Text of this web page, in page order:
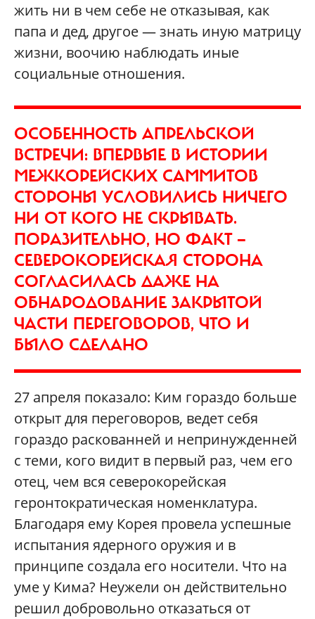
жить ни в чем себе не отказывая, как
папа и дед, другое — знать иную матрицу
жизни, воочию наблюдать иные
социальные отношения.
ОСОБЕННОСТЬ АПРЕЛЬСКОЙ
ВСТРЕЧИ: ВПЕРВЫЕ В ИСТОРИИ
МЕЖКОРЕЙСКИХ САММИТОВ
СТОРОНЫ УСЛОВИЛИСЬ НИЧЕГО
НИ ОТ КОГО НЕ СКРЫВАТЬ.
ПОРАЗИТЕЛЬНО, НО ФАКТ —
СЕВЕРОКОРЕЙСКАЯ СТОРОНА
СОГЛАСИЛАСЬ ДАЖЕ НА
ОБНАРОДОВАНИЕ ЗАКРЫТОЙ
ЧАСТИ ПЕРЕГОВОРОВ, ЧТО И
БЫЛО СДЕЛАНО
27 апреля показало: Ким гораздо больше
открыт для переговоров, ведет себя
гораздо раскованней и непринужденней
с теми, кого видит в первый раз, чем его
отец, чем вся северокорейская
геронтократическая номенклатура.
Благодаря ему Корея провела успешные
испытания ядерного оружия и в
принципе создала его носители. Что на
уме у Кима? Неужели он действительно
решил добровольно отказаться от